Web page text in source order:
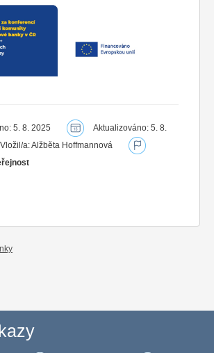
5. 8. 2025
Aktualizováno: 5. 8.
Vložil/a: Alžběta Hoffmannová